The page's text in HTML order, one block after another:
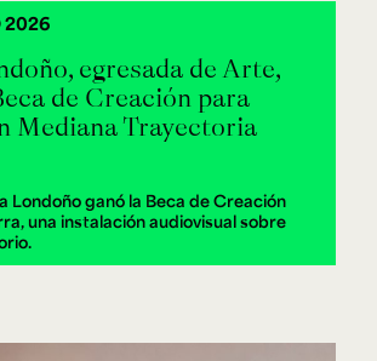
egresada de Arte,
de Creación para
Mediana Trayectoria
Londoño ganó la Beca de Creación
una instalación audiovisual sobre
2026